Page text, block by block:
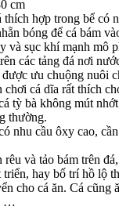
cm
thích hợp trong bể có
bóng để cá bám
và sục khí mạnh mô
các tảng đá nơi
ưu chuộng nuôi
chơi cá dĩa rất thích
tỳ bà không mút
thường.
nhu cầu ôxy cao,
và tảo bám trên
triển, hay bố trí hồ lộ
cho cá ăn. Cá cũng
…